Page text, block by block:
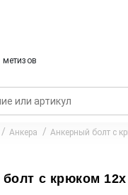
метизов
Анкера Анкерный болт с
с крюком 12x